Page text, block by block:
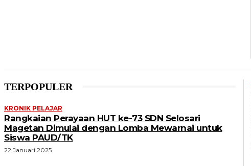
TERPOPULER
KRONIK PELAJAR
Rangkaian Perayaan HUT ke-73 SDN Selosari
Magetan Dimulai dengan Lomba Mewarnai untuk
Siswa PAUD/TK
22 Januari 2025